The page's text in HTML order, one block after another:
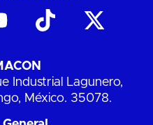
Industrial Lagunero,
México. 35078.